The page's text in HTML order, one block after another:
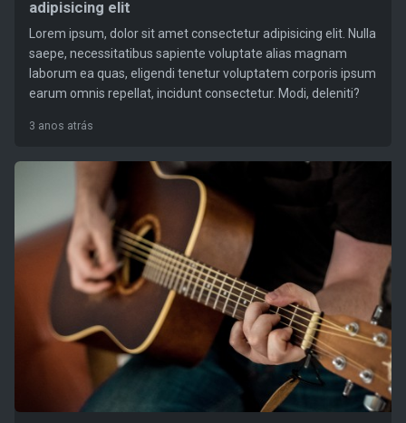
adipisicing elit
Lorem ipsum, dolor sit amet consectetur adipisicing elit. Nulla
saepe, necessitatibus sapiente voluptate alias magnam
laborum ea quas, eligendi tenetur voluptatem corporis ipsum
earum omnis repellat, incidunt consectetur. Modi, deleniti?
3 anos atrás